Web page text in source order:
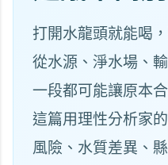
打開水龍頭就能喝
從水源、淨水場、
一段都可能讓原本
這篇用理性分析家
風險、水質差異、